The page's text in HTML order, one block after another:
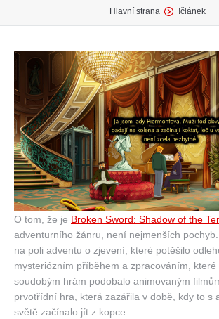
Hlavní strana !článek
O tom, že je Broken Sword: Shadow of the
adventurního žánru, není nejmenších
na poli adventu o zjevení, které potěšilo
mysteriózním příběhem a zpracováním,
soudobým hrám podobalo animovaným
prvotřídní hra, která zazářila v době, kdy to s
světě začínalo jít z kopce.